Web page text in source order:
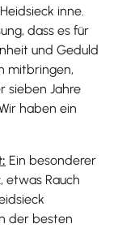
inne.
dass es für
und Geduld
mitbringen,
sieben Jahre
haben ein
Ein besonderer
etwas Rauch
der besten